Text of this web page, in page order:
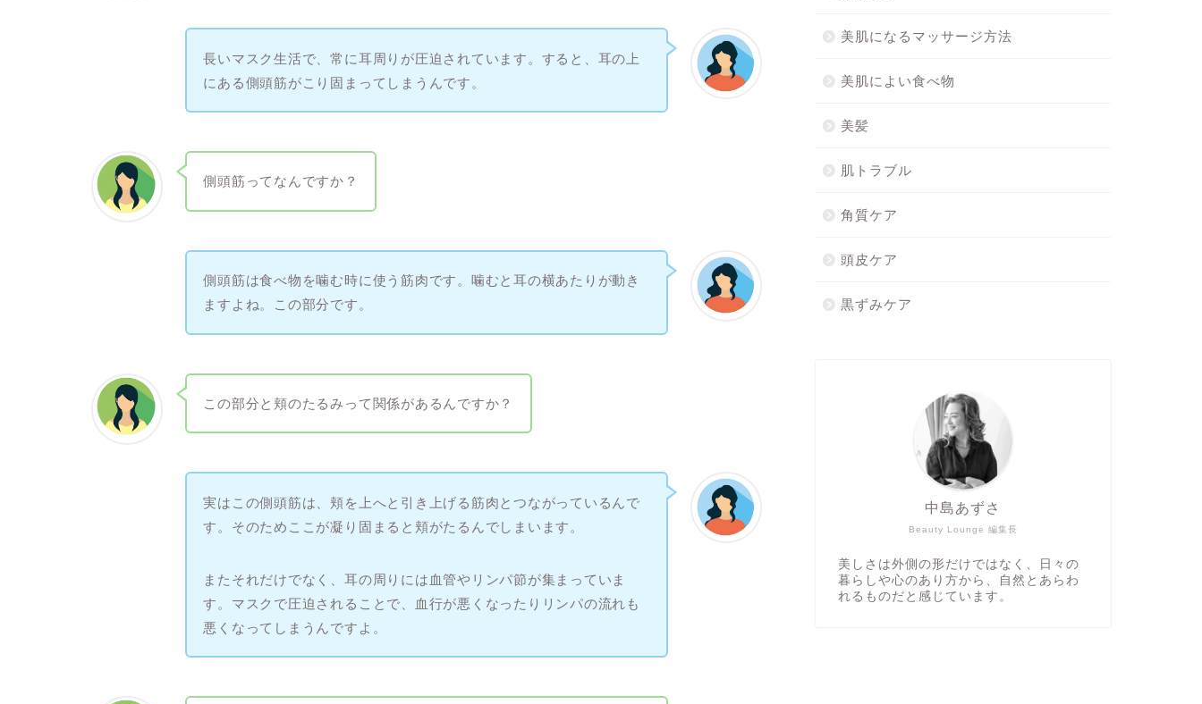
長いマスク生活で、常に耳周りが圧迫されています。すると、耳の上
にある側頭筋がこり固まってしまうんです。
側頭筋ってなんですか？
側頭筋は食べ物を噛む時に使う筋肉です。噛むと耳の横あたりが動き
ますよね。この部分です。
この部分と頬のたるみって関係があるんですか？
実はこの側頭筋は、頬を上へと引き上げる筋肉とつながっているんで
す。そのためここが凝り固まると頬がたるんでしまいます。
またそれだけでなく、耳の周りには血管やリンパ節が集まっていま
す。マスクで圧迫されることで、血行が悪くなったりリンパの流れも
悪くなってしまうんですよ。
美肌になるマッサージ方法
美肌によい食べ物
美髪
肌トラブル
角質ケア
頭皮ケア
黒ずみケア
Beauty Lounge 編集長
中島あずさ
美しさは外側の形だけではなく、日々の
暮らしや心のあり方から、自然とあらわ
れるものだと感じています。